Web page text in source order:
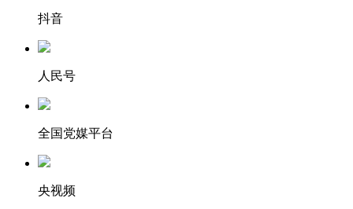
抖音
人民号
全国党媒平台
央视频